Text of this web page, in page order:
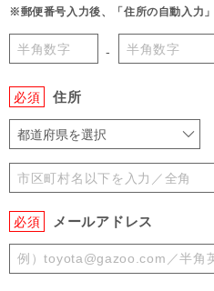
※郵便番号入力後、「住所の自動入力
-
必須 住所
都道府県を選択
必須 メールアドレス